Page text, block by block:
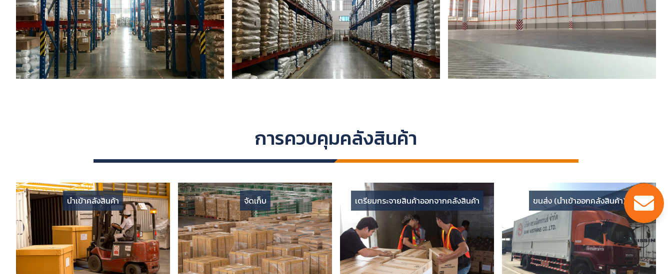
การควบคุมคลังสินค้า
นำเข้าคลังสินค้า จัดเก็บ เตรียมกระจายสินค้าออกจากคลังสินค้า ขนส่ง (นำเข้าออกคลังสินค้า)